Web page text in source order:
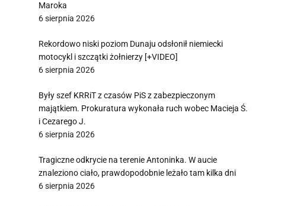
Maroka
6 sierpnia 2026
Rekordowo niski poziom Dunaju odsłonił niemiecki
motocykl i szczątki żołnierzy [+VIDEO]
6 sierpnia 2026
Były szef KRRiT z czasów PiS z zabezpieczonym
majątkiem. Prokuratura wykonała ruch wobec Macieja Ś.
i Cezarego J.
6 sierpnia 2026
Tragiczne odkrycie na terenie Antoninka. W aucie
znaleziono ciało, prawdopodobnie leżało tam kilka dni
6 sierpnia 2026